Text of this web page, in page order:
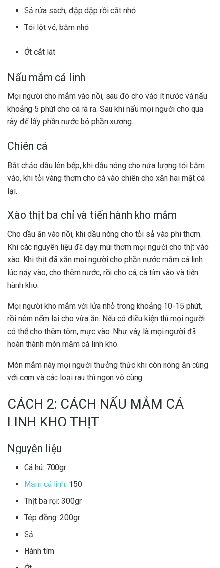
Sả rửa sạch, đập dập rồi cắt nhỏ
Tỏi lột vỏ, băm nhỏ
Ớt cắt lát
Nấu mắm cá linh
Mọi người cho mắm vào nồi, sau đó cho vào ít nước và nấu
khoảng 5 phút cho cá rã ra. Sau khi nấu mọi người cho qua
rây để lấy phần nước bỏ phần xương.
Chiên cá
Bắt chảo dầu lên bếp, khi dầu nóng cho nửa lượng tỏi băm
vào, khi tỏi vàng thơm cho cá vào chiên cho xăn hai mặt cá
lại.
Xào thịt ba chỉ và tiến hành kho mắm
Cho dầu ăn vào nồi, khi dầu nóng cho tỏi sả vào phi thơm.
Khi các nguyên liệu đã dạy mùi thơm mọi người cho thịt vào
xào. Khi thịt đã xăn mọi người cho phần nước mắm cá linh
lúc nảy vào, cho thêm nước, rồi cho cá, cà tím vào và tiến
hành kho.
Mọi người kho mắm với lửa nhỏ trong khoảng 10-15 phút,
rồi nêm nếm lại cho vừa ăn. Nếu có điều kiện thì mọi người
có thể cho thêm tôm, mực vào. Như vâỵ là mọi người đã
hoàn thành món mắm cá linh kho.
Món mắm này mọi người thưởng thức khi còn nóng ăn cùng
với cơm và các loại rau thì ngon vô cùng.
CÁCH 2: CÁCH NẤU MẮM CÁ
LINH KHO THỊT
Nguyên liệu
Cá hú: 700gr
Mắm cá linh: 150
Thịt ba rọi: 300gr
Tép đồng: 200gr
Sả
Hành tím